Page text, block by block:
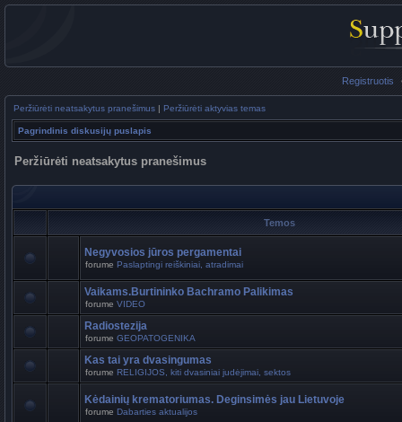
Registruotis
Peržiūrėti neatsakytus pranešimus | Peržiūrėti aktyvias temas
Pagrindinis diskusijų puslapis
Peržiūrėti neatsakytus pranešimus
Temos
Negyvosios jūros pergamentai
forume Paslaptingi reiškiniai, atradimai
Vaikams.Burtininko Bachramo Palikimas
forume VIDEO
Radiostezija
forume GEOPATOGENIKA
Kas tai yra dvasingumas
forume RELIGIJOS, kiti dvasiniai judėjimai, sektos
Kėdainių krematoriumas. Deginsimės jau Lietuvoje
forume Dabarties aktualijos